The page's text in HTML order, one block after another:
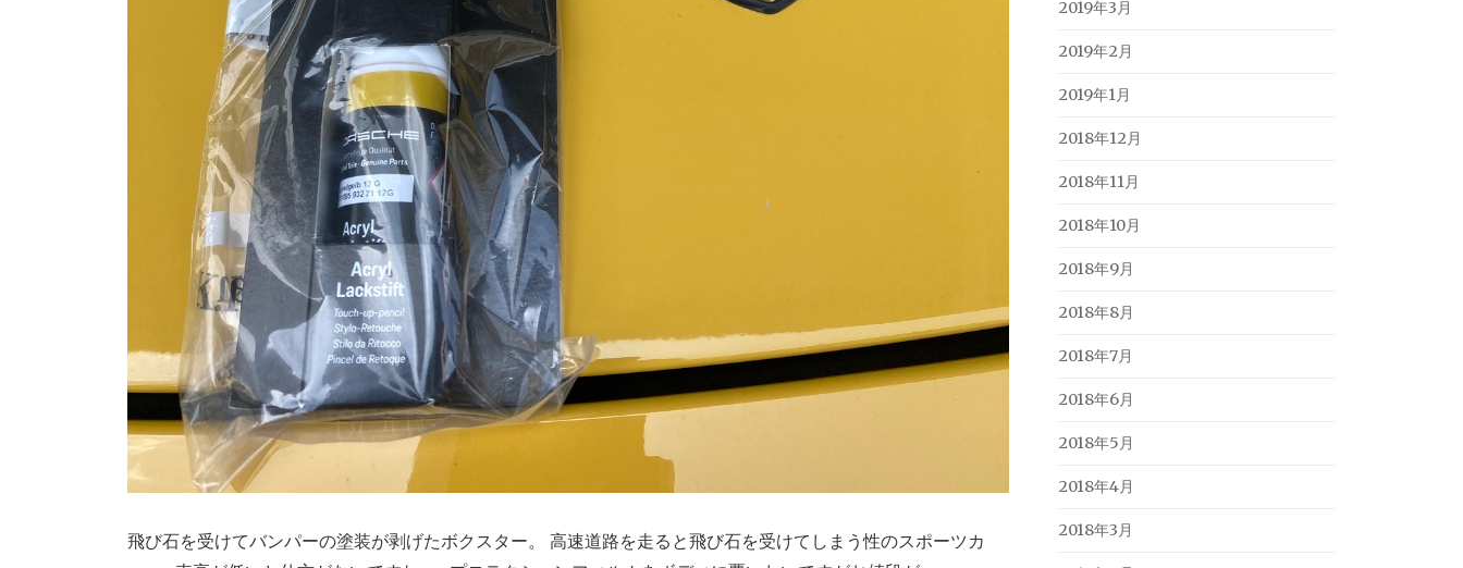
飛び石を受けてバンパーの塗装が剥げたボクスター。 高速道路を走ると飛び石を受けてしまう性のスポーツカ
2019年3月
2019年2月
2019年1月
2018年12月
2018年11月
2018年10月
2018年9月
2018年8月
2018年7月
2018年6月
2018年5月
2018年4月
2018年3月